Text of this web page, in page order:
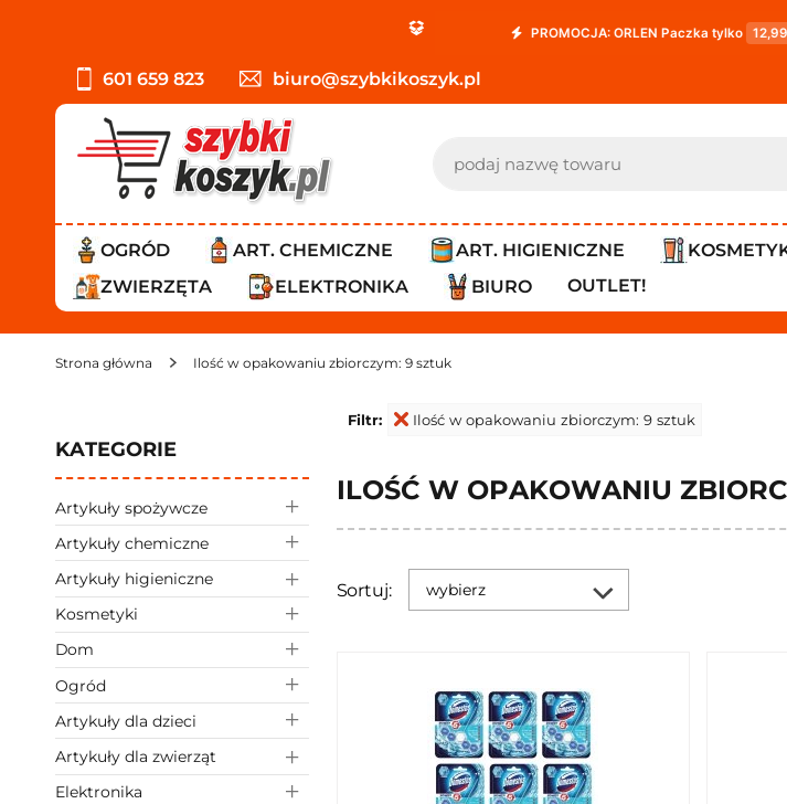
PROMOCJA: ORLEN Paczka tylko 12,99 zł !
601 659 823 biuro@szybkikoszyk.pl
OGRÓD ART. CHEMICZNE ART. HIGIENICZNE
ZWIERZĘTA
ELEKTRONIKA BIURO OUTLET!
Strona główna Ilość w opakowaniu zbiorczym: 9 sztuk
KATEGORIE
Artykuły spożywcze
Artykuły chemiczne
Artykuły higieniczne
Kosmetyki
Dom
Ogród
Artykuły dla dzieci
Artykuły dla zwierząt
Elektronika
Filtr: Ilość w opakowaniu zbiorczym: 9 sztuk
ILOŚĆ W OPAKOWANIU
Sortuj: wybierz